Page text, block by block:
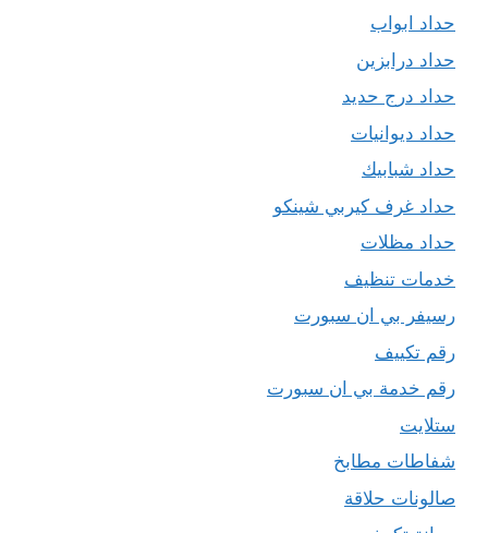
حداد ابواب
حداد درابزين
حداد درج حديد
حداد ديوانيات
حداد شبابيك
حداد غرف كيربي شينكو
حداد مظلات
خدمات تنظيف
رسيفر بي ان سبورت
رقم تكييف
رقم خدمة بي ان سبورت
ستلايت
شفاطات مطابخ
صالونات حلاقة